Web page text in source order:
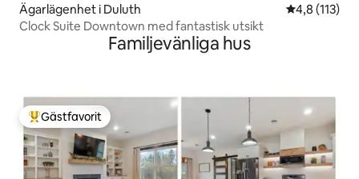
Ägarlägenhet i Duluth 4,8 av 5 i
4,8 (113)
Clock Suite Downtown med fantastisk utsikt
Familjevänliga hus
Populär gästfavorit
Gästfavorit